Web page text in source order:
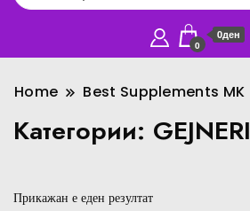
0
0ден
Home Best Supplements MK
Категории: GEJNERI
Прикажан е еден резултат